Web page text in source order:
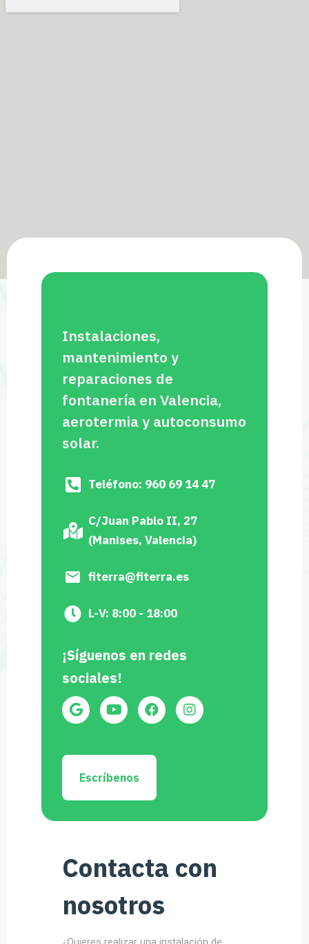
Instalaciones,
mantenimiento y
reparaciones de
fontanería en Valencia,
aerotermia y autoconsumo
solar.
Teléfono: 960 69 14 47
C/Juan Pablo II, 27
(Manises, Valencia)
fiterra@fiterra.es
L-V: 8:00 - 18:00
¡Síguenos en redes
sociales!
Escríbenos
Contacta con
nosotros